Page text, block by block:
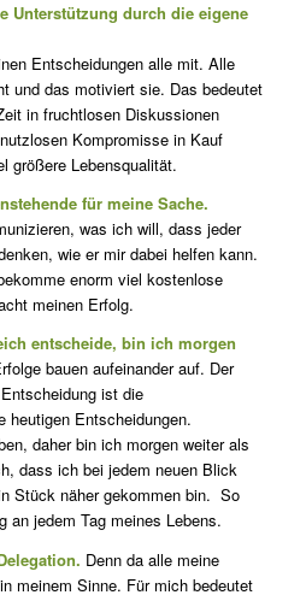
Unterstützung durch die eigene
Entscheidungen alle mit. Alle
und das motiviert sie. Das bedeutet
in fruchtlosen Diskussionen
Kompromisse in Kauf
größere Lebensqualität.
für meine Sache.
was ich will, dass jeder
wie er mir dabei helfen kann.
enorm viel kostenlose
meinen Erfolg.
entscheide, bin ich morgen
bauen aufeinander auf. Der
ist die
heutigen Entscheidungen.
daher bin ich morgen weiter als
dass ich bei jedem neuen Blick
Stück näher gekommen bin. So
an jedem Tag meines Lebens.
Denn da alle meine
meinem Sinne. Für mich bedeutet